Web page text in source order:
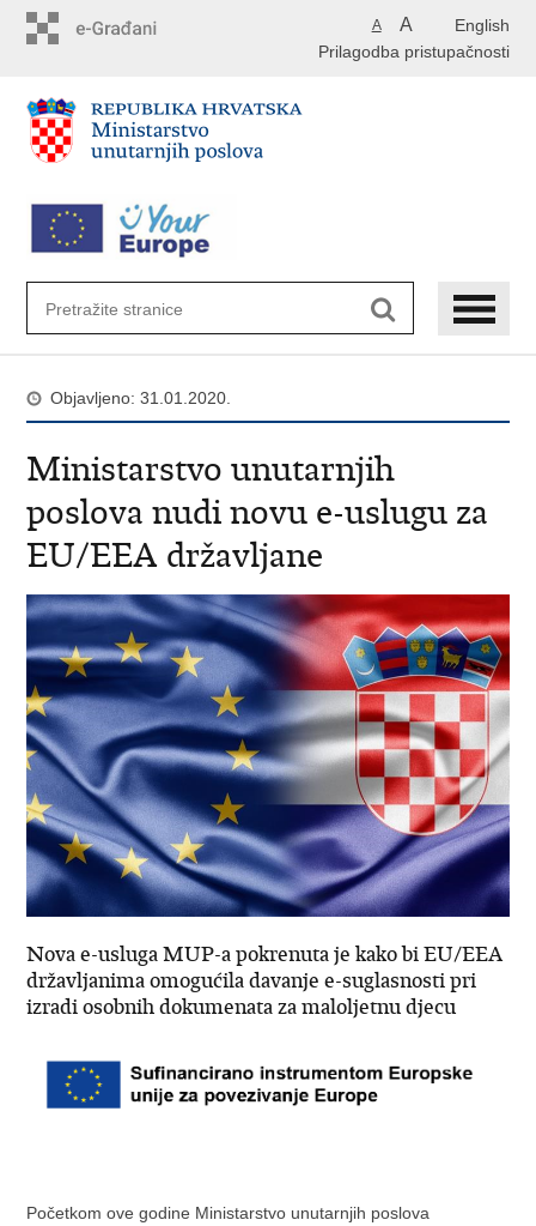
English
A A
Prilagodba pristupačnosti
Objavljeno: 31.01.2020.
Ministarstvo unutarnjih
poslova nudi novu e-uslugu za
EU/EEA državljane
Nova e-usluga MUP-a pokrenuta je kako bi EU/EEA
državljanima omogućila davanje e-suglasnosti pri
izradi osobnih dokumenata za maloljetnu djecu
Početkom ove godine Ministarstvo unutarnjih poslova